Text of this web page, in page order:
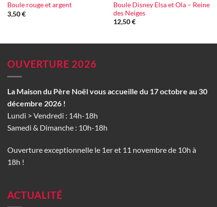
Boule rouge et argent
3,50€
Boule Disney Elsa et Ola – Reine
des Neiges
12,50€
OUVERTURE 2026
La Maison du Père Noël vous accueille du 17 octobre au 30
décembre 2026 !
Lundi > Vendredi : 14h-18h
Samedi & Dimanche : 10h-18h
Ouverture exceptionnelle le 1er et 11 novembre de 10h à
18h !
ACTUALITÉ